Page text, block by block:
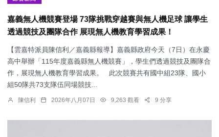
嘉義無人機競賽登場 73隊挑戰穿越賽與無人機足球 讓學生
透過競技及團隊合作 展現無人機教育學習成果！
【雲嘉特派員陳信利／嘉義縣報導】嘉義縣政府今天（7日）在永慶
高中舉辦「115年度嘉義縣無人機競賽」，學生們透過競技及團隊合
作，展現無人機教育學習成果。 此次競賽共有國中組23隊、國小
組50隊共73支隊伍同場競技...
陳信利 2026年八月07日 9,263 觀看 9 分享